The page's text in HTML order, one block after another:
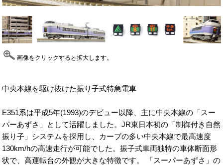
画像をクリックすると拡大します。
中央本線を駆け抜けた振り子式特急電車
E351系は平成5年(1993)のデビュー以降、主に中央本線の「スー
パーあずさ」として活躍しました。JR東日本初の「制御付き自然
振り子」システムを採用し、カーブの多い中央本線で最高速度
130km/hの高速走行が可能でした。振子式車両独特の車体断面形
状で、高運転台の外観が大きな特徴です。 「スーパーあずさ」の